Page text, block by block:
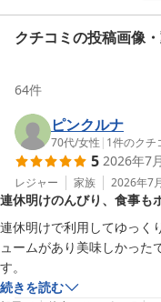
クチコミの投稿画像
64件
ピンクルナ
70代/女性 | 1件のクチ
5 2026年7
レジャー 家族 2026年7
連休明けのんびり、食事も
連休明けで利用してゆっく
ュームがあり美味しかった
す。
続きを読む